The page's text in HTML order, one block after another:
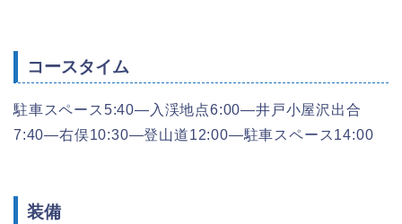
コースタイム
駐車スペース5:40―入渓地点6:00―井戸小屋沢出合
7:40―右俣10:30―登山道12:00―駐車スペース14:00
装備